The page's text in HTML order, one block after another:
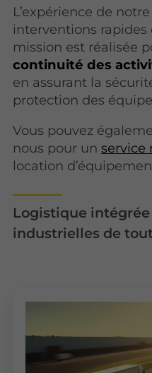
L’expérience de
interventions rapides
mission est réalisée
continuité des
en assurant la
protection des
Vous pouvez
nous pour unservice
location
Logistique
industrielles de